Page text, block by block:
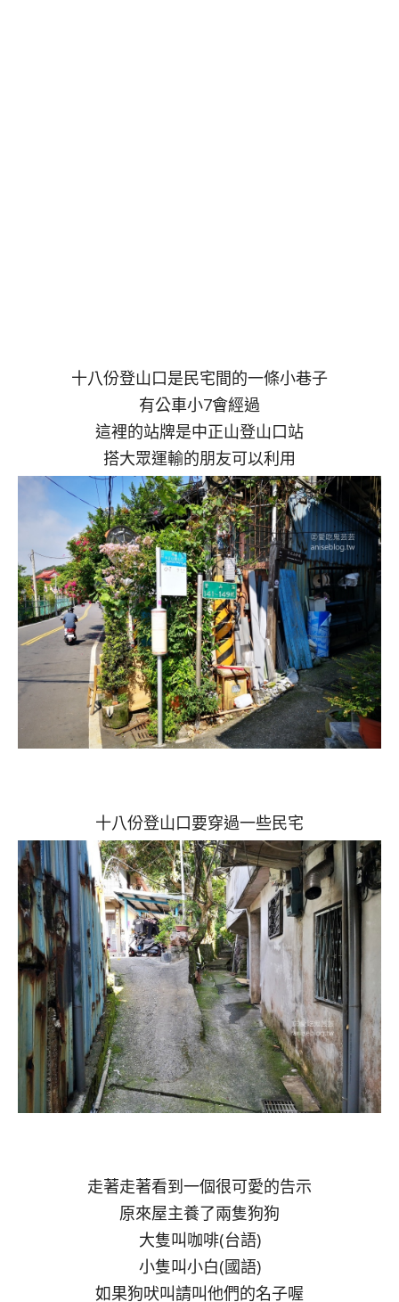
十八份登山口是民宅間的一條小巷子
有公車小7會經過
這裡的站牌是中正山登山口站
搭大眾運輸的朋友可以利用
十八份登山口要穿過一些民宅
走著走著看到一個很可愛的告示
原來屋主養了兩隻狗狗
大隻叫咖啡(台語)
小隻叫小白(國語)
如果狗吠叫請叫他們的名子喔